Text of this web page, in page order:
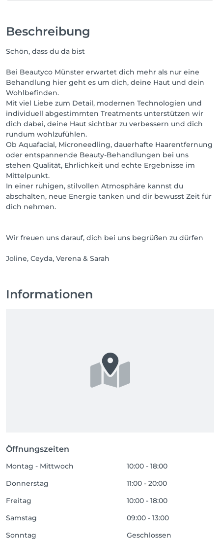
Beschreibung
Schön, dass du da bist
Bei Beautyco Münster erwartet dich mehr als nur eine
Behandlung hier geht es um dich, deine Haut und dein
Wohlbefinden.
Mit viel Liebe zum Detail, modernen Technologien und
individuell abgestimmten Treatments unterstützen wir
dich dabei, deine Haut sichtbar zu verbessern und dich
rundum wohlzufühlen.
Ob Aquafacial, Microneedling, dauerhafte Haarentfernung
oder entspannende Beauty-Behandlungen bei uns
stehen Qualität, Ehrlichkeit und echte Ergebnisse im
Mittelpunkt.
In einer ruhigen, stilvollen Atmosphäre kannst du
abschalten, neue Energie tanken und dir bewusst Zeit für
dich nehmen.
Wir freuen uns darauf, dich bei uns begrüßen zu dürfen
Joline, Ceyda, Verena & Sarah
Informationen
Öffnungszeiten
Montag - Mittwoch
10:00 - 18:00
Donnerstag
11:00 - 20:00
Freitag
10:00 - 18:00
Samstag
09:00 - 13:00
Sonntag
Geschlossen